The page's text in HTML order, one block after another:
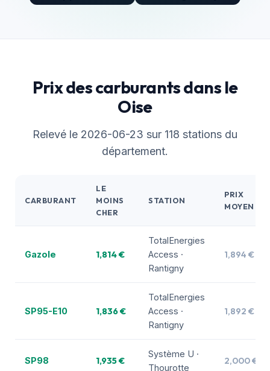
Prix des carburants dans le
Oise
Relevé le 2026-06-23 sur 118 stations du
département.
CARBURANT
LE
MOINS
CHER
STATION
PRIX
MOYEN
Gazole 1,814 €
TotalEnergies
Access ·
Rantigny
1,894 €
SP95-E10 1,836 €
TotalEnergies
Access ·
Rantigny
1,892 €
SP98 1,935 €
Système U ·
Thourotte
2,000 €